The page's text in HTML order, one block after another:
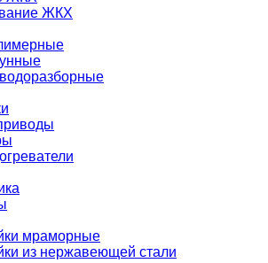
ЖКХ
мраморные
из нержавеющей стали